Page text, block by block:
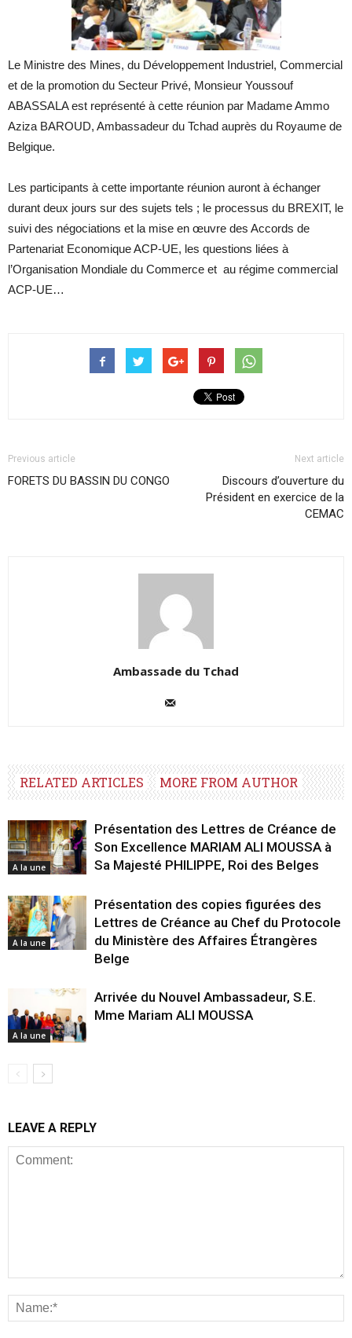
Le Ministre des Mines, du Développement Industriel, Commercial
et de la promotion du Secteur Privé, Monsieur Youssouf
ABASSALA est représenté à cette réunion par Madame Ammo
Aziza BAROUD, Ambassadeur du Tchad auprès du Royaume de
Belgique.
Les participants à cette importante réunion auront à échanger
durant deux jours sur des sujets tels ; le processus du BREXIT, le
suivi des négociations et la mise en œuvre des Accords de
Partenariat Economique ACP-UE, les questions liées à
l’Organisation Mondiale du Commerce et au régime commercial
ACP-UE…
Previous article
FORETS DU BASSIN DU CONGO
Next article
Discours d’ouverture du
Président en exercice de la
CEMAC
Ambassade du Tchad
RELATED ARTICLES MORE FROM AUTHOR
A la une
Présentation des Lettres de Créance de
Son Excellence MARIAM ALI MOUSSA à
Sa Majesté PHILIPPE, Roi des Belges
A la une
Présentation des copies figurées des
Lettres de Créance au Chef du Protocole
du Ministère des Affaires Étrangères
Belge
A la une
Arrivée du Nouvel Ambassadeur, S.E.
Mme Mariam ALI MOUSSA
LEAVE A REPLY